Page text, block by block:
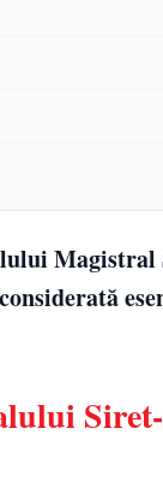
Magistral
Siret-